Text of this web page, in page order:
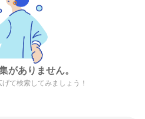
がありません。
て検索してみましょう！